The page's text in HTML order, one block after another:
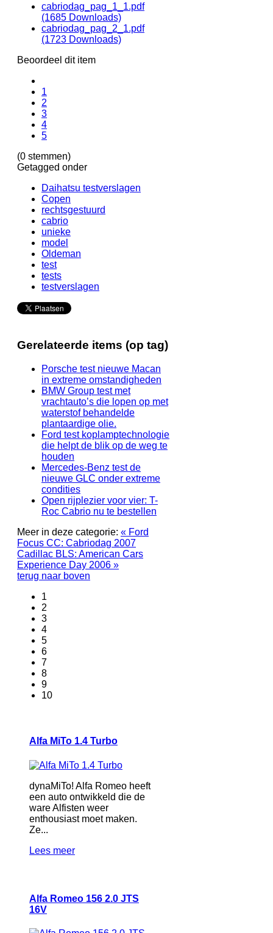
cabriodag_pag_1_1.pdf
(1685 Downloads)
cabriodag_pag_2_1.pdf
(1723 Downloads)
Beoordeel dit item
1
2
3
4
5
(0 stemmen)
Getagged onder
Daihatsu testverslagen
Copen
rechtsgestuurd
cabrio
unieke
model
Oldeman
test
tests
testverslagen
Gerelateerde items (op tag)
Porsche test nieuwe Macan
in extreme omstandigheden
BMW Group test met
vrachtauto’s die lopen op met
waterstof behandelde
plantaardige olie.
Ford test koplamptechnologie
die helpt de blik op de weg te
houden
Mercedes-Benz test de
nieuwe GLC onder extreme
condities
Open rijplezier voor vier: T-
Roc Cabrio nu te bestellen
Meer in deze categorie: « Ford
Focus CC: Cabriodag 2007
Cadillac BLS: American Cars
Experience Day 2006 »
terug naar boven
1
2
3
4
5
6
7
8
9
10
Alfa MiTo 1.4 Turbo
dynaMiTo! Alfa Romeo heeft
een auto ontwikkeld die de
ware Alfisten weer
enthousiast moet maken.
Ze...
Lees meer
Alfa Romeo 156 2.0 JTS
16V